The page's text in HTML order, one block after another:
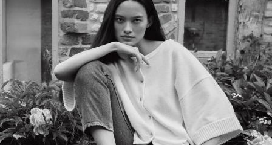
SHOP NOW